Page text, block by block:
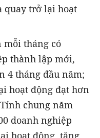
quay trở lại hoạt
mỗi tháng có
thành lập mới,
4 tháng đầu năm;
hoạt động đạt hơn
chung năm
doanh nghiệp
hoạt động, tăng